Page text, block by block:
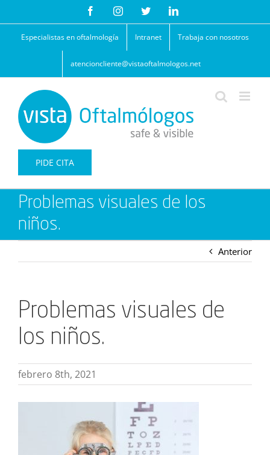
contenido
FacebookInstagramTwitterLinkedIn
Especialistas en oftalmología Intranet Trabaja con nosotros
atencioncliente@vistaoftalmologos.net
PIDE CITA
Problemas visuales de los
niños.
Anterior
Problemas visuales de
los niños.
febrero 8th, 2021